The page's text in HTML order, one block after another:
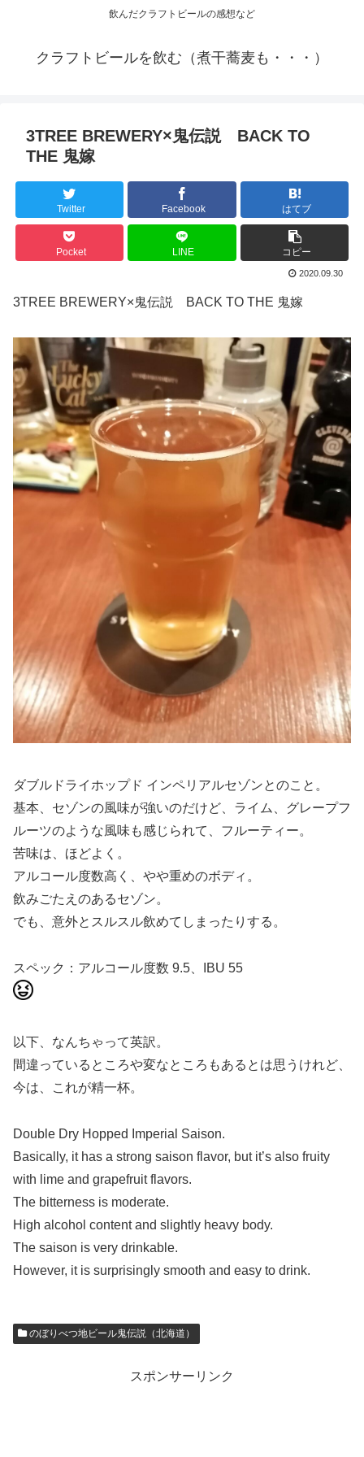
飲んだクラフトビールの感想など
クラフトビールを飲む（煮干蕎麦も・・・）
3TREE BREWERY×鬼伝説 BACK TO
THE 鬼嫁
Twitter Facebook はてブ
Pocket LINE コピー
2020.09.30
3TREE BREWERY×鬼伝説 BACK TO THE 鬼嫁
ダブルドライホップド インペリアルセゾンとのこと。
基本、セゾンの風味が強いのだけど、ライム、グレープフ
ルーツのような風味も感じられて、フルーティー。
苦味は、ほどよく。
アルコール度数高く、やや重めのボディ。
飲みごたえのあるセゾン。
でも、意外とスルスル飲めてしまったりする。
スペック：アルコール度数 9.5、IBU 55
以下、なんちゃって英訳。
間違っているところや変なところもあるとは思うけれど、
今は、これが精一杯。
Double Dry Hopped Imperial Saison.
Basically, it has a strong saison flavor, but it’s also fruity
with lime and grapefruit flavors.
The bitterness is moderate.
High alcohol content and slightly heavy body.
The saison is very drinkable.
However, it is surprisingly smooth and easy to drink.
のぼりべつ地ビール鬼伝説（北海道）
スポンサーリンク